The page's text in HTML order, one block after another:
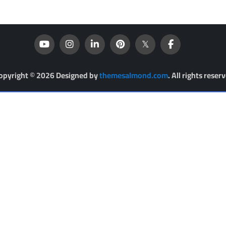
© 2026 Designed bythemesalmond.com. All rights